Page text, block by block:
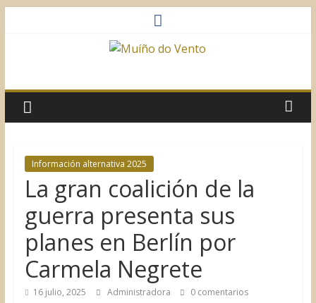
do
Vento
Asociación
Sociocultural
Información alternativa 2025
La gran coalición de la
guerra presenta sus
planes en Berlín por
Carmela Negrete
16 julio, 2025 Administradora 0 comentarios